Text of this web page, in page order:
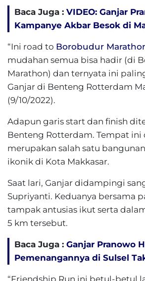
Baca Juga : VIDEO: Ganjar
Kampanye Akbar Besok di
“Ini road to Borobudur
mudahan semua bisa hadir (di
Marathon) dan ternyata ini
Ganjar di Benteng Rotterdam
(9/10/2022).
Adapun garis start dan finish
Benteng Rotterdam. Tempat ini
merupakan salah satu
ikonik di Kota Makkasar.
Saat lari, Ganjar didampingi
Supriyanti. Keduanya bersama
tampak antusias ikut serta
5 km tersebut.
Baca Juga : Ganjar Pranowo
Pemenangannya di Sulsel
“Friendship Run ini betul-betul